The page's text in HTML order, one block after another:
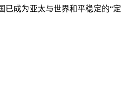
成为亚太与世界和平稳定的“定